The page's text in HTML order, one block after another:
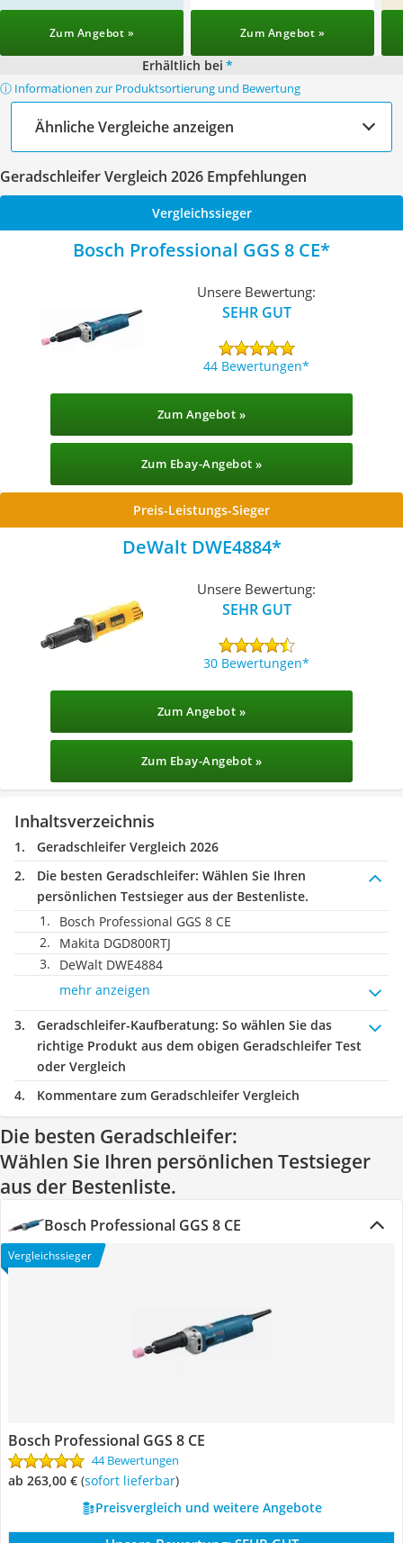
Zum Angebot » Zum Angebot »
Erhältlich bei *
ⓘ Informationen zur Produktsortierung und Bewertung
Ähnliche Vergleiche anzeigen
Geradschleifer Vergleich 2026 Empfehlungen
Vergleichssieger
Bosch Professional GGS 8 CE
Unsere Bewertung:
SEHR GUT
44 Bewertungen
Zum Angebot »
Zum Ebay-Angebot »
Preis-Leistungs-Sieger
DeWalt DWE4884
Unsere Bewertung:
SEHR GUT
30 Bewertungen
Zum Angebot »
Zum Ebay-Angebot »
Inhaltsverzeichnis
Geradschleifer Vergleich 2026
Die besten Geradschleifer: Wählen Sie Ihren
persönlichen Testsieger aus der Bestenliste.
Bosch Professional GGS 8 CE
Makita DGD800RTJ
DeWalt DWE4884
mehr anzeigen
Geradschleifer-Kaufberatung: So wählen Sie das
richtige Produkt aus dem obigen Geradschleifer Test
oder Vergleich
Kommentare zum Geradschleifer Vergleich
Die besten Geradschleifer:
Wählen Sie Ihren persönlichen Testsieger
aus der Bestenliste.
Bosch Professional GGS 8 CE
Vergleichssieger
Bosch Professional GGS 8 CE
44 Bewertungen
ab 263,00 € ( Sofort lieferbar)
Preisvergleich und weitere Angebote